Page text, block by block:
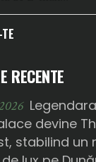
RECENTE
devine
stabilind un